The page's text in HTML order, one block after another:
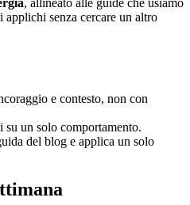
, allineato alle guide che usiamo
senza cercare un altro
e contesto, non con
un solo comportamento.
del blog e applica un solo